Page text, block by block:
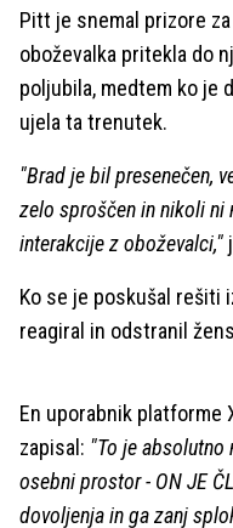
Pitt je snemal prizore
oboževalka pritekla do
poljubila, medtem ko je
ujela ta trenutek.
"Brad je bil presenečen,
zelo sproščen in nikoli ni
interakcije z oboževalci,"
Ko se je poskušal rešiti
reagiral in odstranil
En uporabnik platforme
zapisal: "To je absolutno
osebni prostor - ON JE
dovoljenja in ga zanj